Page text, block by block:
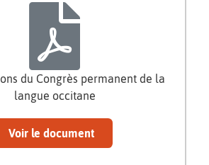
du Congrès permanent de la
langue occitane
Voir le document